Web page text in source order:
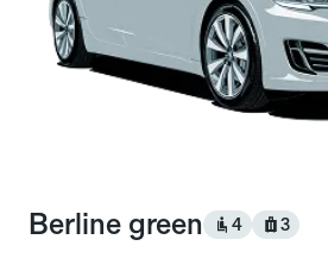
Berline green 4 3